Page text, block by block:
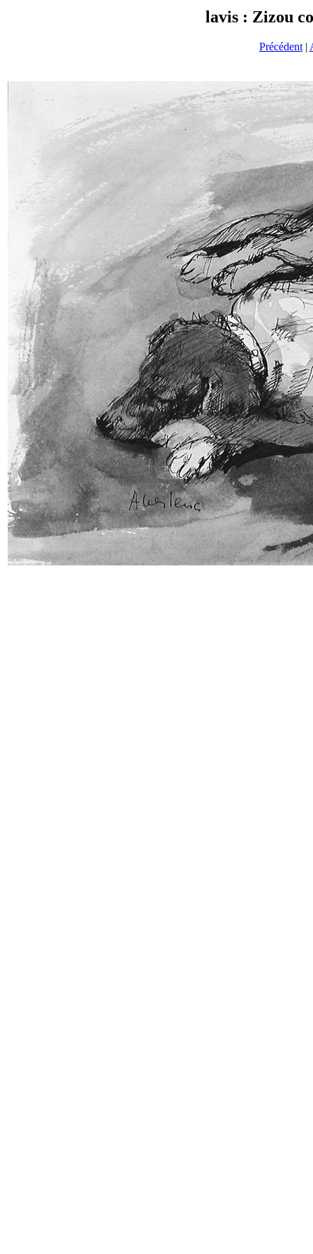
lavis : Zizou
Précédent |